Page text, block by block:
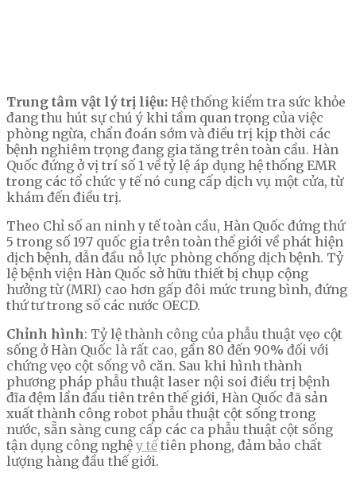
Trung tâm vật lý trị liệu: Hệ thống kiểm tra sức khỏe
đang thu hút sự chú ý khi tầm quan trọng của việc
phòng ngừa, chẩn đoán sớm và điều trị kịp thời các
bệnh nghiêm trọng đang gia tăng trên toàn cầu. Hàn
Quốc đứng ở vị trí số 1 về tỷ lệ áp dụng hệ thống EMR
trong các tổ chức y tế nó cung cấp dịch vụ một cửa, từ
khám đến điều trị.
Theo Chỉ số an ninh y tế toàn cầu, Hàn Quốc đứng thứ
5 trong số 197 quốc gia trên toàn thế giới về phát hiện
dịch bệnh, dẫn đầu nỗ lực phòng chống dịch bệnh. Tỷ
lệ bệnh viện Hàn Quốc sở hữu thiết bị chụp cộng
hưởng từ (MRI) cao hơn gấp đôi mức trung bình, đứng
thứ tư trong số các nước OECD.
Chỉnh hình: Tỷ lệ thành công của phẫu thuật vẹo cột
sống ở Hàn Quốc là rất cao, gần 80 đến 90% đối với
chứng vẹo cột sống vô căn. Sau khi hình thành
phương pháp phẫu thuật laser nội soi điều trị bệnh
đĩa đệm lần đầu tiên trên thế giới, Hàn Quốc đã sản
xuất thành công robot phẫu thuật cột sống trong
nước, sẵn sàng cung cấp các ca phẫu thuật cột sống
tận dụng công nghệy tế tiên phong, đảm bảo chất
lượng hàng đầu thế giới.